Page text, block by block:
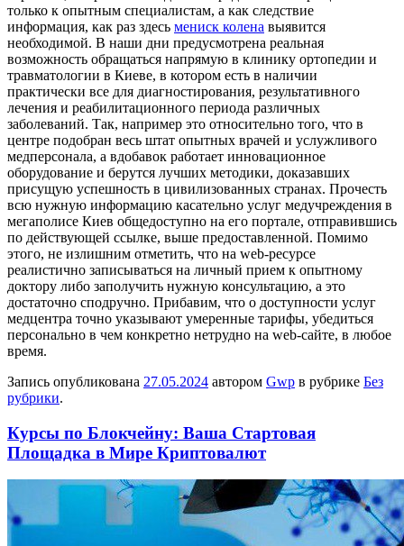
только к опытным специалистам, а как следствие
информация, как раз здесь мениск колена выявится
необходимой. В наши дни предусмотрена реальная
возможность обращаться напрямую в клинику ортопедии и
травматологии в Киеве, в котором есть в наличии
практически все для диагностирования, результативного
лечения и реабилитационного периода различных
заболеваний. Так, например это относительно того, что в
центре подобран весь штат опытных врачей и услужливого
медперсонала, а вдобавок работает инновационное
оборудование и берутся лучших методики, доказавших
присущую успешность в цивилизованных странах. Прочесть
всю нужную информацию касательно услуг медучреждения в
мегаполисе Киев общедоступно на его портале, отправившись
по действующей ссылке, выше предоставленной. Помимо
этого, не излишним отметить, что на web-ресурсе
реалистично записываться на личный прием к опытному
доктору либо заполучить нужную консультацию, а это
достаточно сподручно. Прибавим, что о доступности услуг
медцентра точно указывают умеренные тарифы, убедиться
персонально в чем конкретно нетрудно на web-сайте, в любое
время.
Запись опубликована 27.05.2024 автором Gwp в рубрике Без
рубрики.
Курсы по Блокчейну: Ваша Стартовая
Площадка в Мире Криптовалют